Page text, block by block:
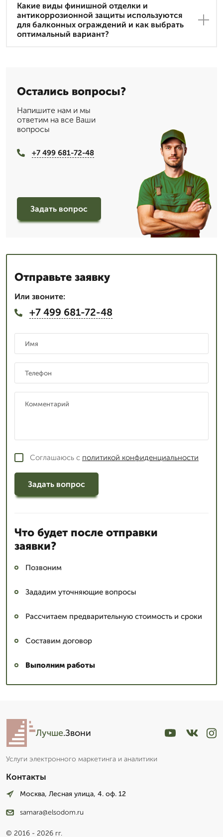
Какие виды финишной отделки и
антикоррозионной защиты используются
для балконных ограждений и как выбрать
оптимальный вариант?
Остались вопросы?
Напишите нам и мы
ответим на все Ваши
вопросы
+7 499 681-72-48
Задать вопрос
Отправьте заявку
Или звоните:
+7 499 681-72-48
Соглашаюсь с политикой конфиденциальности
Задать вопрос
Что будет после отправки
заявки?
Позвоним
Зададим уточняющие вопросы
Рассчитаем предварительную стоимость и сроки
Составим договор
Выполним работы
Лучше.Звони
Услуги электронного маркетинга и аналитики
Контакты
Москва, Лесная улица, 4. оф. 12
samara@elsodom.ru
© 2016 - 2026 гг.